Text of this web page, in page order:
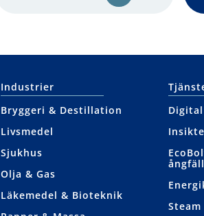
Industrier
Bryggeri & Destillation
Livsmedel
Sjukhus
Olja & Gas
Läkemedel & Bioteknik
Digital